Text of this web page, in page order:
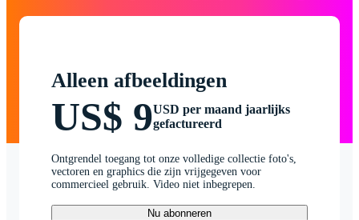
Alleen afbeeldingen
US$ 9USD per maand jaarlijks
gefactureerd
Ontgrendel toegang tot onze volledige collectie foto's,
vectoren en graphics die zijn vrijgegeven voor
commercieel gebruik. Video niet inbegrepen.
Nu abonneren